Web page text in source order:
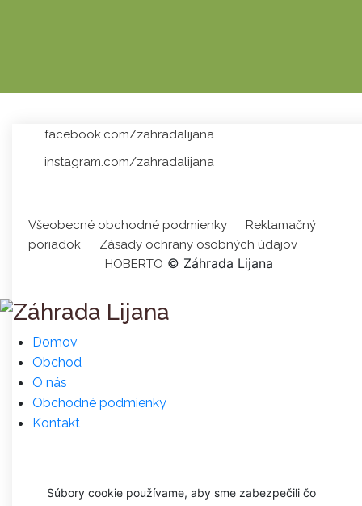
facebook.com/zahradalijana
instagram.com/zahradalijana
Všeobecné obchodné podmienky
Reklamačný
poriadok
Zásady ochrany osobných údajov
HOBERTO © Záhrada Lijana
Domov
Obchod
O nás
Obchodné podmienky
Kontakt
Súbory cookie používame, aby sme zabezpečili čo